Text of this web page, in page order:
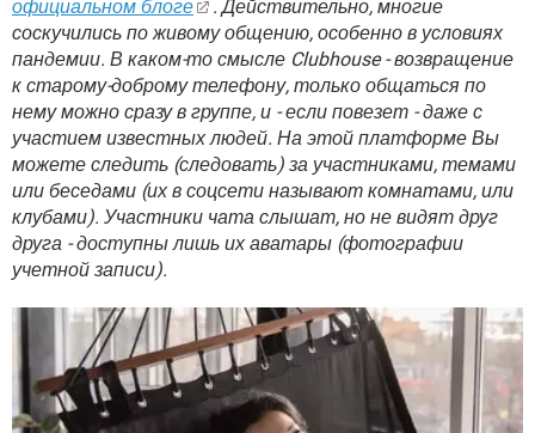
официальном блоге
. Действительно, многие
соскучились по живому общению, особенно в условиях
пандемии. В каком-то смысле Clubhouse - возвращение
к старому-доброму телефону, только общаться по
нему можно сразу в группе, и - если повезет - даже с
участием известных людей. На этой платформе Вы
можете следить (следовать) за участниками, темами
или беседами (их в соцсети называют комнатами, или
клубами). Участники чата слышат, но не видят друг
друга - доступны лишь их аватары (фотографии
учетной записи).